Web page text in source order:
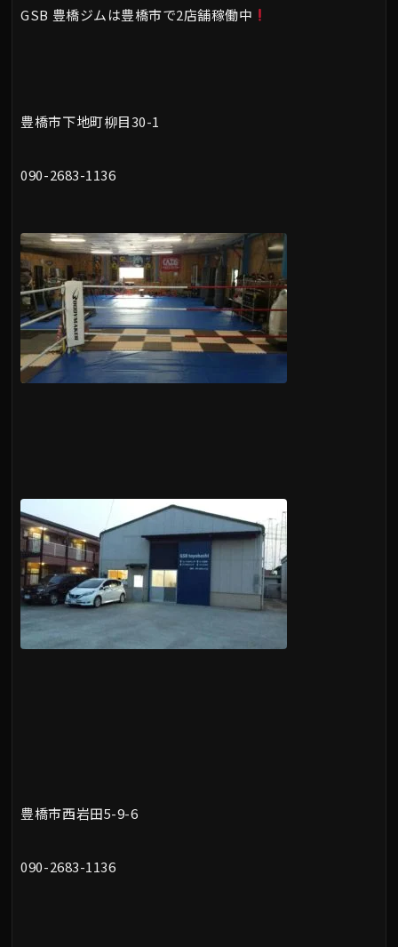
GSB 豊橋ジムは豊橋市で2店舗稼働中
豊橋市下地町柳目30-1
090-2683-1136
豊橋市西岩田5-9-6
090-2683-1136